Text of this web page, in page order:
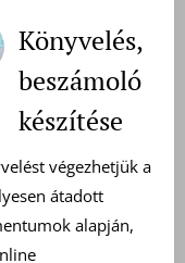
Könyvelés,
beszámoló
készítése
végezhetjük a
átadott
alapján,